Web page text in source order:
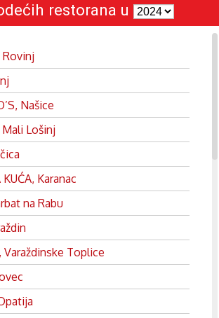
restorana u
Rovinj
Našice
Mali Lošinj
KUĆA, Karanac
na Rabu
Varaždinske Toplice